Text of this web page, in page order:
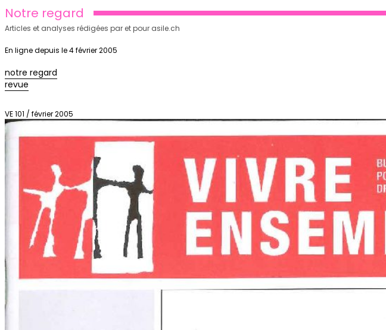
Notre regard
Articles et analyses rédigées par et pour asile.ch
En ligne depuis le 4 février 2005
notre regard
revue
VE 101 / février 2005